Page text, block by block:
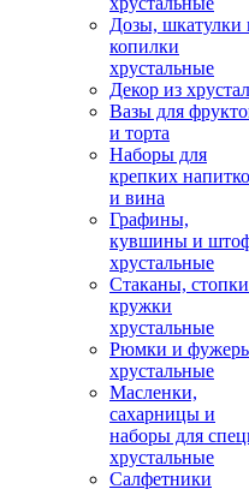
Дозы, шкатулки
копилки
хрустальные
Декор из
Вазы для
и торта
Наборы для
крепких
и вина
Графины,
кувшины и
хрустальные
Стаканы,
кружки
хрустальные
Рюмки и
хрустальные
Масленки,
сахарницы и
наборы для
хрустальные
Салфетники